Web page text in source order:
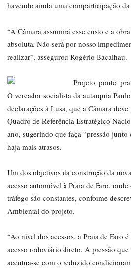
havendo ainda uma comparticipação
“A Câmara assumirá esse custo e a
absoluta. Não será por nosso
realizar”, assegurou Rogério Bacalhau.
O vereador socialista da autarquia
declarações à Lusa, que a Câmara
Quadro de Referência Estratégico
ano, sugerindo que faça “pressão junto
haja mais atrasos.
Um dos objetivos da construção da
acesso automóvel à Praia de Faro,
tráfego são constantes, conforme
Ambiental do projeto.
“Ao nível dos acessos, a Praia de Faro
acesso rodoviário direto. A pressão que
acentua-se com o reduzido